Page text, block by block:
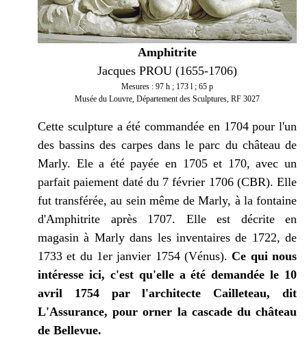
Amphitrite
Jacques PROU (1655-1706)
Mesures : 97 h ; 173 l ; 65 p
Musée du Louvre, Département des Sculptures, RF 3027
Cette sculpture a été commandée en 1704 pour l'un
des bassins des carpes dans le parc du château de
Marly. Ele a été payée en 1705 et 170, avec un
parfait paiement daté du 7 février 1706 (CBR). Elle
fut transférée, au sein même de Marly, à la fontaine
d'Amphitrite après 1707. Elle est décrite en
magasin à Marly dans les inventaires de 1722, de
1733 et du 1er janvier 1754 (Vénus).Ce qui nous
intéresse ici, c'est qu'elle a été demandée le 10
avril 1754 par l'architecte Cailleteau, dit
L'Assurance, pour orner la cascade du château
de Bellevue.